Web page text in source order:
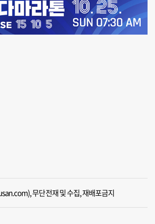
무단전재 및 수집, 재배포금지